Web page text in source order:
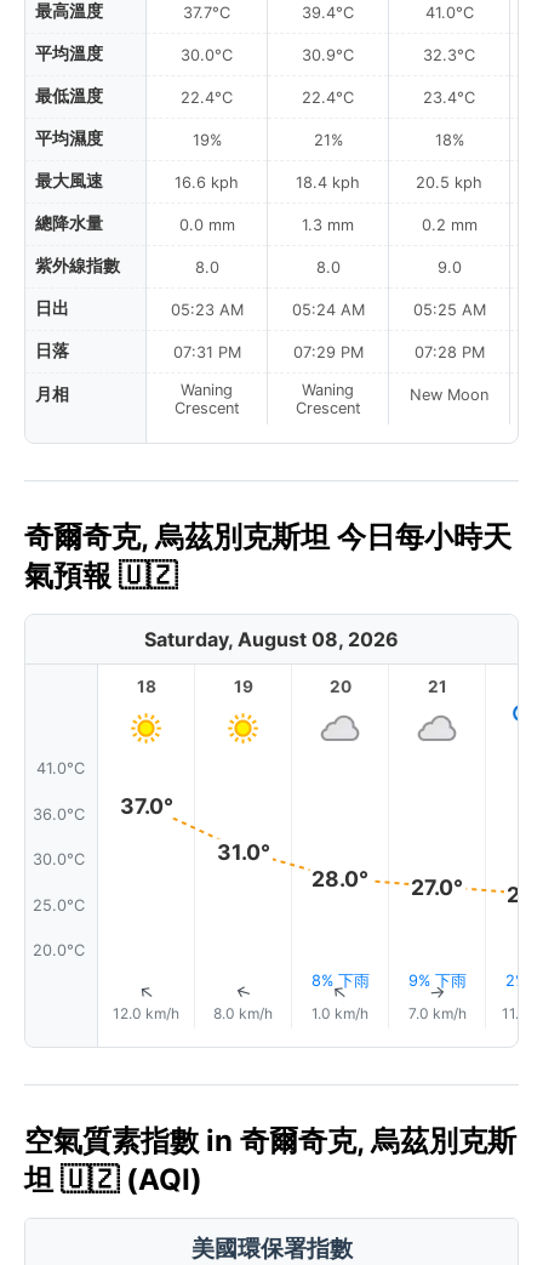
最高溫度
平均溫度
最低溫度
平均濕度
最大風速
總降水量
紫外線指數
日出
日落
月相
37.7°C
30.0°C
22.4°C
19%
16.6 kph
0.0 mm
8.0
05:23 AM
07:31 PM
Waning
Crescent
39.4°C
30.9°C
22.4°C
21%
18.4 kph
1.3 mm
8.0
05:24 AM
07:29 PM
Waning
Crescent
41.0°C
32.3°C
23.4°C
18%
20.5 kph
0.2 mm
9.0
05:25 AM
07:28 PM
New Moon
奇爾奇克, 烏茲別克斯坦 今日每小時天
氣預報 🇺🇿
Saturday, August 08, 2026
41.0°C
36.0°C
30.0°C
25.0°C
20.0°C
18
37.0°
↑
12.0 km/h
19
31.0°
↑
8.0 km/h
20
28.0°
8% 下雨
↑
1.0 km/h
21
27.0°
9% 下雨
↑
7.0 km/h
2%
11.0
空氣質素指數 in 奇爾奇克, 烏茲別克斯
坦 🇺🇿 (AQI)
美國環保署指數